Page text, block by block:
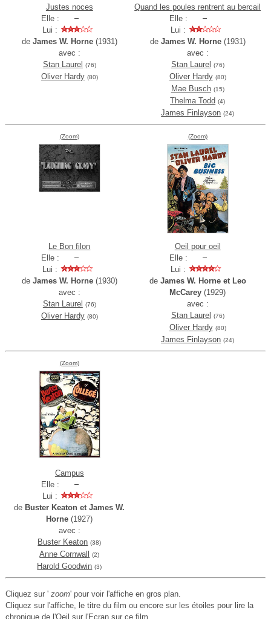
Justes noces
Elle :
Lui :
de James W. Horne(1931)
avec :
Stan Laurel
(76)
Oliver Hardy (80)
Quand les poules rentrent au bercail
Elle :
Lui :
de James W. Horne(1931)
avec :
Stan Laurel
(76)
Oliver Hardy (80)
Mae Busch (15)
Thelma Todd (4)
James Finlayson (24)
(Zoom)
Le Bon filon
Elle :
Lui :
de James W. Horne(1930)
avec :
Stan Laurel
(76)
Oliver Hardy (80)
(Zoom)
Oeil pour oeil
Elle :
Lui :
de James W. Horne et Leo
McCarey (1929)
avec :
Stan Laurel
(76)
Oliver Hardy (80)
James Finlayson (24)
(Zoom)
Campus
Elle :
Lui :
de Buster Keaton et James W.
Horne (1927)
avec :
Buster Keaton (38)
Anne Cornwall (2)
Harold Goodwin (3)
Cliquez sur ' zoom' pour voir l'affiche en gros plan.
Cliquez sur l'affiche, le titre du film ou encore sur les étoiles pour lire la
chronique de l'Oeil sur l'Ecran sur ce film.